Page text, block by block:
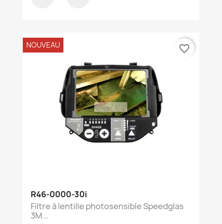
R46-0000-30i
Filtre à lentille photosensible Speedglas
3M...
NOUVEAU favorite_border